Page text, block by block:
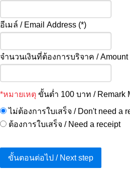
อีเมล์ / Email Address (*)
จำนวนเงินที่ต้องการบริจาค / Amount
*หมายเหตุ ขั้นต่ำ 100 บาท / Remark
ไม่ต้องการใบเสร็จ / Don't need a
ต้องการใบเสร็จ / Need a receipt
ขั้นตอนต่อไป / Next step